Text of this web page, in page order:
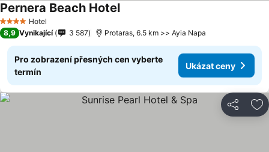
4 Počet hvězdiček
Hotel
Pernera Beach HotelUkázat ceny
8,9 Vynikající 3 587 Protaras, 6.5 km >> Ayia Napa
Pro zobrazení přesných cen vyberte
termín
Ukázat ceny
Sdílet